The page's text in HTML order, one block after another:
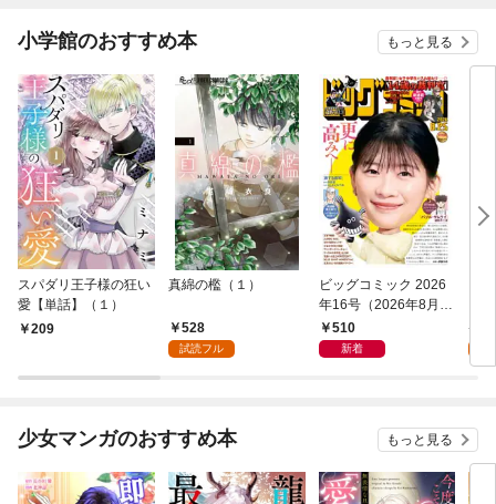
小学館のおすすめ本 もっと見る
スパダリ王子様の狂い
愛【単話】（１）
209
真綿の檻（１）
528
試読フル
ビッグコミック 2026
年16号（2026年8月7
日発売）
510
新着
少女マンガのおすすめ本 もっと見る